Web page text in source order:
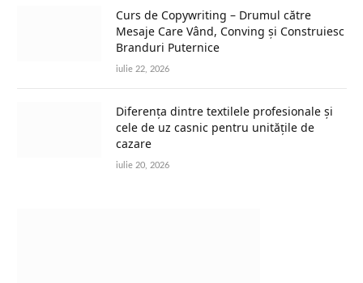
Curs de Copywriting – Drumul către
Mesaje Care Vând, Conving și Construiesc
Branduri Puternice
iulie 22, 2026
Diferența dintre textilele profesionale și
cele de uz casnic pentru unitățile de
cazare
iulie 20, 2026